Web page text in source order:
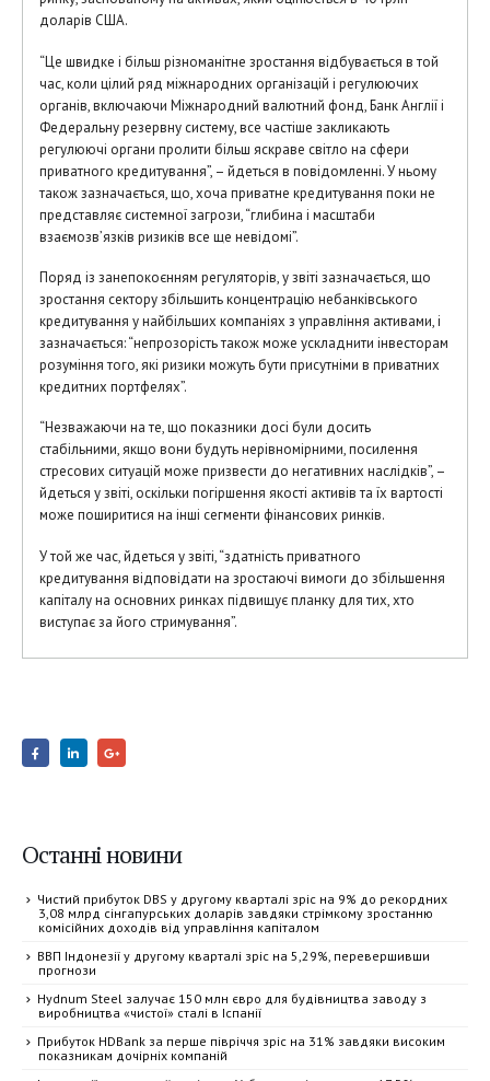
доларів США.
“Це швидке і більш різноманітне зростання відбувається в той
час, коли цілий ряд міжнародних організацій і регулюючих
органів, включаючи Міжнародний валютний фонд, Банк Англії і
Федеральну резервну систему, все частіше закликають
регулюючі органи пролити більш яскраве світло на сфери
приватного кредитування”, – йдеться в повідомленні. У ньому
також зазначається, що, хоча приватне кредитування поки не
представляє системної загрози, “глибина і масштаби
взаємозв’язків ризиків все ще невідомі”.
Поряд із занепокоєнням регуляторів, у звіті зазначається, що
зростання сектору збільшить концентрацію небанківського
кредитування у найбільших компаніях з управління активами, і
зазначається: “непрозорість також може ускладнити інвесторам
розуміння того, які ризики можуть бути присутніми в приватних
кредитних портфелях”.
“Незважаючи на те, що показники досі були досить
стабільними, якщо вони будуть нерівномірними, посилення
стресових ситуацій може призвести до негативних наслідків”, –
йдеться у звіті, оскільки погіршення якості активів та їх вартості
може поширитися на інші сегменти фінансових ринків.
У той же час, йдеться у звіті, “здатність приватного
кредитування відповідати на зростаючі вимоги до збільшення
капіталу на основних ринках підвищує планку для тих, хто
виступає за його стримування”.
Останні новини
Чистий прибуток DBS у другому кварталі зріс на 9% до рекордних
3,08 млрд сінгапурських доларів завдяки стрімкому зростанню
комісійних доходів від управління капіталом
ВВП Індонезії у другому кварталі зріс на 5,29%, перевершивши
прогнози
Hydnum Steel залучає 150 млн євро для будівництва заводу з
виробництва «чистої» сталі в Іспанії
Прибуток HDBank за перше півріччя зріс на 31% завдяки високим
показникам дочірніх компаній